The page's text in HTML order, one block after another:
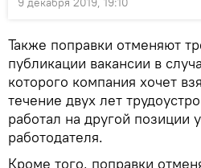
Также поправки отменяют
публикации вакансии в
которого компания хочет
течение двух лет
работал на другой позиции
работодателя.
Кроме того, поправки